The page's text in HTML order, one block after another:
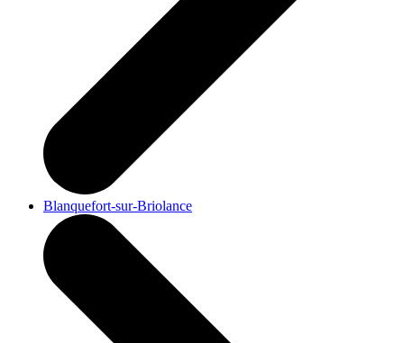
Blanquefort-sur-Briolance